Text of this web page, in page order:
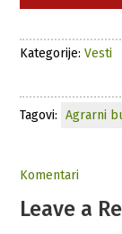
Kategorije:Vesti
Tagovi: Agrarni
Komentari
Leave a